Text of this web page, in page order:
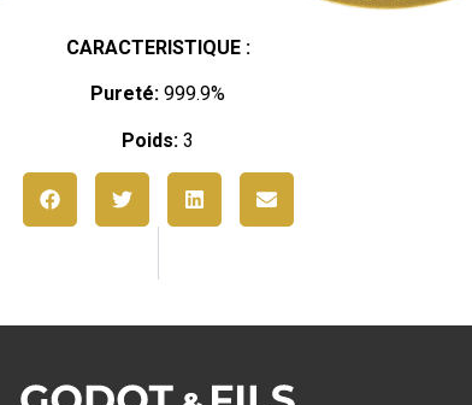
CARACTERISTIQUE :
Pureté: 999.9%
Poids: 3